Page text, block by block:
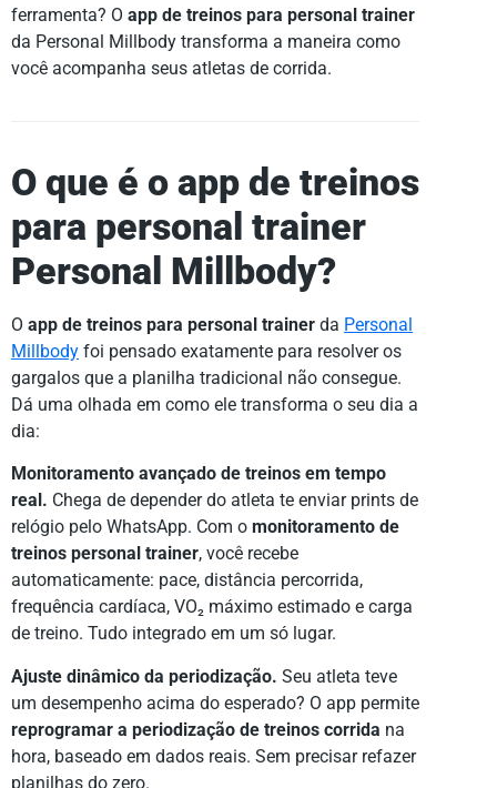
ferramenta? O app de treinos para personal trainer
da Personal Millbody transforma a maneira como
você acompanha seus atletas de corrida.
O que é o app de treinos
para personal trainer
Personal Millbody?
O app de treinos para personal trainer da Personal
Millbody foi pensado exatamente para resolver os
gargalos que a planilha tradicional não consegue.
Dá uma olhada em como ele transforma o seu dia a
dia:
Monitoramento avançado de treinos em tempo
real. Chega de depender do atleta te enviar prints de
relógio pelo WhatsApp. Com o monitoramento de
treinos personal trainer, você recebe
automaticamente: pace, distância percorrida,
frequência cardíaca, VO₂ máximo estimado e carga
de treino. Tudo integrado em um só lugar.
Ajuste dinâmico da periodização. Seu atleta teve
um desempenho acima do esperado? O app permite
reprogramar a periodização de treinos corrida na
hora, baseado em dados reais. Sem precisar refazer
planilhas do zero.